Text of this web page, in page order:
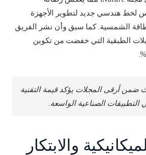
لخط هندسي جديد لتطوير الأجهزة
الشمسية. كما سبق وأن نشر الفريق
الطبقية التي خفضت من تكوين
ضمن أرقى المجلات يؤكد قيمة التقنية
الصناعية الواسعة.
والابتكار